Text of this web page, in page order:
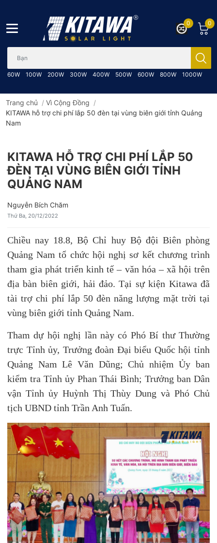
60W 100W 200W 300W 400W 500W 600W 800W 1000W
0
0
Trang chủ / Vì Cộng Đồng /
KITAWA hỗ trợ chi phí lắp 50 đèn tại vùng biên giới tỉnh Quảng
Nam
KITAWA HỖ TRỢ CHI PHÍ LẮP 50
ĐÈN TẠI VÙNG BIÊN GIỚI TỈNH
QUẢNG NAM
Nguyễn Bích Chăm
Thứ Ba, 20/12/2022
Chiều nay 18.8, Bộ Chỉ huy Bộ đội Biên phòng
Quảng Nam tổ chức hội nghị sơ kết chương trình
tham gia phát triển kinh tế – văn hóa – xã hội trên
địa bàn biên giới, hải đảo. Tại sự kiện Kitawa đã
tài trợ chi phí lắp 50 đèn năng lượng mặt trời tại
vùng biên giới tỉnh Quảng Nam.
Tham dự hội nghị lần này có Phó Bí thư Thường
trực Tỉnh ủy, Trưởng đoàn Đại biểu Quốc hội tỉnh
Quảng Nam Lê Văn Dũng; Chủ nhiệm Ủy ban
kiểm tra Tỉnh ủy Phan Thái Bình; Trưởng ban Dân
vận Tỉnh ủy Huỳnh Thị Thùy Dung và Phó Chủ
tịch UBND tỉnh Trần Anh Tuấn.